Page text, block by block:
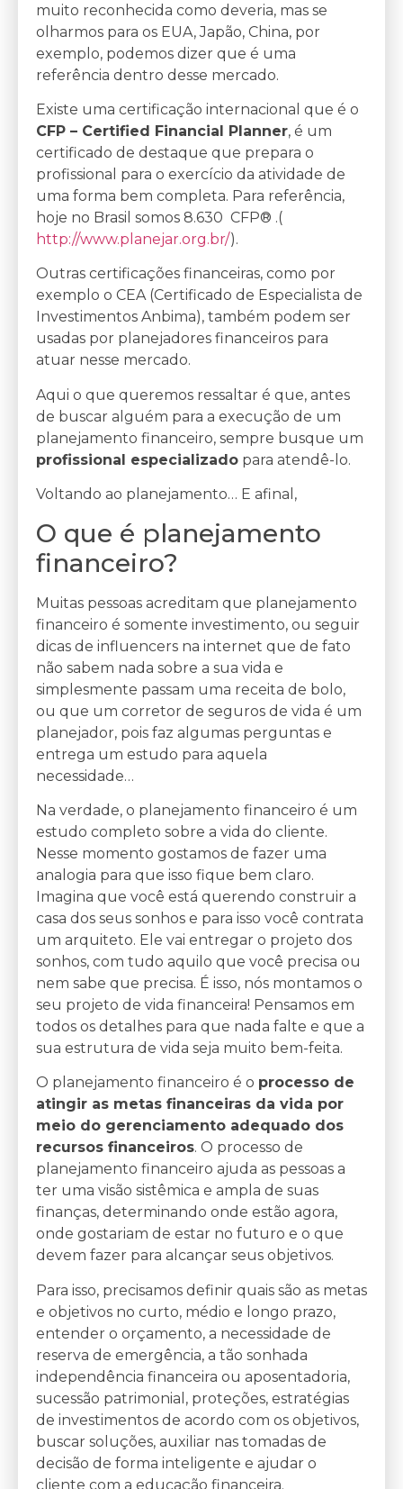
muito reconhecida como deveria, mas se
olharmos para os EUA, Japão, China, por
exemplo, podemos dizer que é uma
referência dentro desse mercado.
Existe uma certificação internacional que é o
CFP – Certified Financial Planner, é um
certificado de destaque que prepara o
profissional para o exercício da atividade de
uma forma bem completa. Para referência,
hoje no Brasil somos 8.630 CFP® .(
http://www.planejar.org.br/).
Outras certificações financeiras, como por
exemplo o CEA (Certificado de Especialista de
Investimentos Anbima), também podem ser
usadas por planejadores financeiros para
atuar nesse mercado.
Aqui o que queremos ressaltar é que, antes
de buscar alguém para a execução de um
planejamento financeiro, sempre busque um
profissional especializado para atendê-lo.
Voltando ao planejamento… E afinal,
O que é planejamento
financeiro?
Muitas pessoas acreditam que planejamento
financeiro é somente investimento, ou seguir
dicas de influencers na internet que de fato
não sabem nada sobre a sua vida e
simplesmente passam uma receita de bolo,
ou que um corretor de seguros de vida é um
planejador, pois faz algumas perguntas e
entrega um estudo para aquela
necessidade…
Na verdade, o planejamento financeiro é um
estudo completo sobre a vida do cliente.
Nesse momento gostamos de fazer uma
analogia para que isso fique bem claro.
Imagina que você está querendo construir a
casa dos seus sonhos e para isso você contrata
um arquiteto. Ele vai entregar o projeto dos
sonhos, com tudo aquilo que você precisa ou
nem sabe que precisa. É isso, nós montamos o
seu projeto de vida financeira! Pensamos em
todos os detalhes para que nada falte e que a
sua estrutura de vida seja muito bem-feita.
O planejamento financeiro é o processo de
atingir as metas financeiras da vida por
meio do gerenciamento adequado dos
recursos financeiros. O processo de
planejamento financeiro ajuda as pessoas a
ter uma visão sistêmica e ampla de suas
finanças, determinando onde estão agora,
onde gostariam de estar no futuro e o que
devem fazer para alcançar seus objetivos.
Para isso, precisamos definir quais são as metas
e objetivos no curto, médio e longo prazo,
entender o orçamento, a necessidade de
reserva de emergência, a tão sonhada
independência financeira ou aposentadoria,
sucessão patrimonial, proteções, estratégias
de investimentos de acordo com os objetivos,
buscar soluções, auxiliar nas tomadas de
decisão de forma inteligente e ajudar o
cliente com a educação financeira.